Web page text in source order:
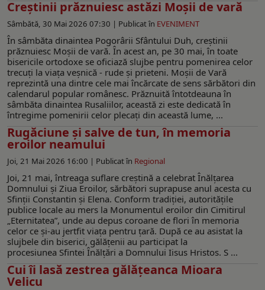
Creştinii prăznuiesc astăzi Moşii de vară
Sâmbătă, 30 Mai 2026 07:30 | Publicat în EVENIMENT
În sâmbăta dinaintea Pogorârii Sfântului Duh, creştinii
prăznuiesc Moşii de vară. În acest an, pe 30 mai, în toate
bisericile ortodoxe se oficiază slujbe pentru pomenirea celor
trecuţi la viaţa veşnică - rude şi prieteni. Moșii de Vară
reprezintă una dintre cele mai încărcate de sens sărbători din
calendarul popular românesc. Prăznuită întotdeauna în
sâmbăta dinaintea Rusaliilor, această zi este dedicată în
întregime pomenirii celor plecați din această lume, ...
Rugăciune și salve de tun, în memoria
eroilor neamului
Joi, 21 Mai 2026 16:00 | Publicat în Regional
Joi, 21 mai, întreaga suflare creștină a celebrat Înălțarea
Domnului și Ziua Eroilor, sărbători suprapuse anul acesta cu
Sfinţii Constantin și Elena. Conform tradiției, autoritățile
publice locale au mers la Monumentul eroilor din Cimitirul
„Eternitatea”, unde au depus coroane de flori în memoria
celor ce și-au jertfit viața pentru țară. După ce au asistat la
slujbele din biserici, gălățenii au participat la
procesiunea Sfintei Înălţări a Domnului Iisus Hristos. S ...
Cui îi lasă zestrea gălăţeanca Mioara
Velicu